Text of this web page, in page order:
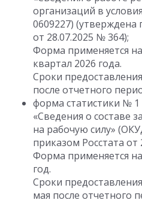
организаций в
0609227) (утверждена
от 28.07.2025 № 364);
Форма применяется
квартал 2026 года.
Сроки
после отчетного
форма статистики № 1
«Сведения о составе
на рабочую силу»
приказом Росстата от
Форма применяется
год.
Сроки
мая после отчетного